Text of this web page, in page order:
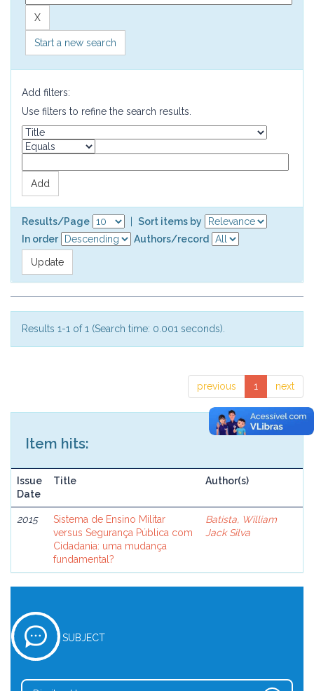
Start a new search
Add filters:
Use filters to refine the search results.
Results/Page
Sort items by
In order
Authors/record
Results 1-1 of 1 (Search time: 0.001 seconds).
previous 1 next
Item hits:
Issue
Date
Title Author(s)
2015
Sistema de Ensino Militar
versus Segurança Pública com
Cidadania: uma mudança
fundamental?
Batista, William
Jack Silva
SUBJECT